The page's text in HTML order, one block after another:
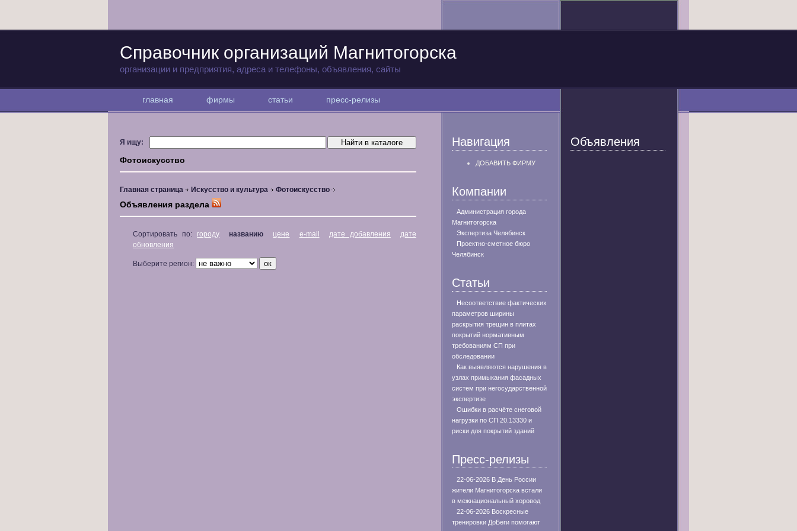
Справочник организаций Магнитогорска
организации и предприятия, адреса и телефоны, объявления, сайты
главная фирмы статьи пресс-релизы
Я ищу:
Фотоискусство
Главная страница Искусство и культура Фотоискусство
Объявления раздела
Сортировать по: городу названию цене e-mail дате добавления
дате
обновления
Выберите регион:
Навигация
ДОБАВИТЬ ФИРМУ
Компании
Администрация города
Магнитогорска
Экспертиза Челябинск
Проектно-сметное бюро
Челябинск
Статьи
Несоответствие фактических
параметров ширины
раскрытия трещин в плитах
покрытий нормативным
требованиям СП при
обследовании
Как выявляются нарушения в
узлах примыкания фасадных
систем при негосударственной
экспертизе
Ошибки в расчёте снеговой
нагрузки по СП 20.13330 и
риски для покрытий зданий
Пресс-релизы
22-06-2026 В День России
жители Магнитогорска встали
в межнациональный хоровод
22-06-2026 Воскресные
тренировки ДоБеги помогают
Объявления